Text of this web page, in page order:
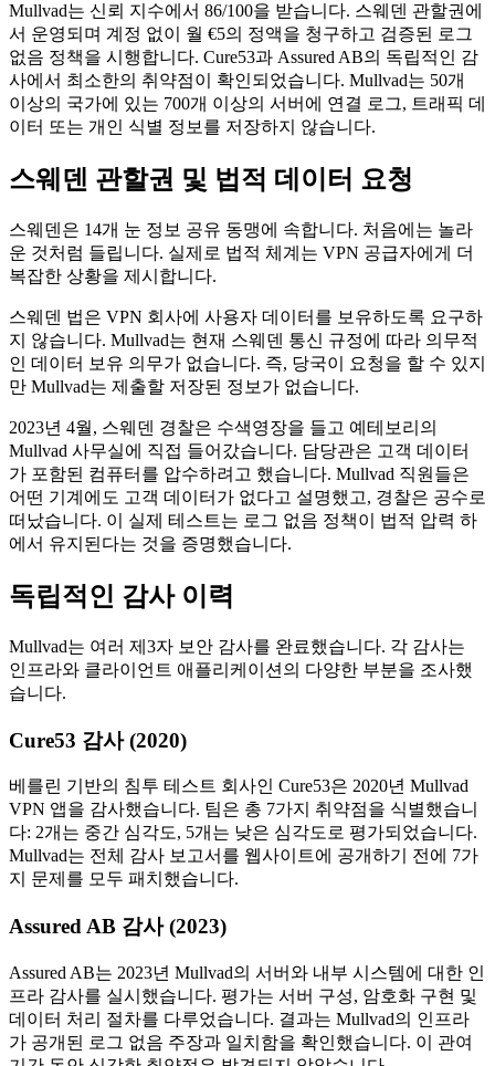
Mullvad는 신뢰 지수에서 86/100을 받습니다. 스웨덴 관할권에
서 운영되며 계정 없이 월 €5의 정액을 청구하고 검증된 로그
없음 정책을 시행합니다. Cure53과 Assured AB의 독립적인 감
사에서 최소한의 취약점이 확인되었습니다. Mullvad는 50개
이상의 국가에 있는 700개 이상의 서버에 연결 로그, 트래픽 데
이터 또는 개인 식별 정보를 저장하지 않습니다.
스웨덴 관할권 및 법적 데이터 요청
스웨덴은 14개 눈 정보 공유 동맹에 속합니다. 처음에는 놀라
운 것처럼 들립니다. 실제로 법적 체계는 VPN 공급자에게 더
복잡한 상황을 제시합니다.
스웨덴 법은 VPN 회사에 사용자 데이터를 보유하도록 요구하
지 않습니다. Mullvad는 현재 스웨덴 통신 규정에 따라 의무적
인 데이터 보유 의무가 없습니다. 즉, 당국이 요청을 할 수 있지
만 Mullvad는 제출할 저장된 정보가 없습니다.
2023년 4월, 스웨덴 경찰은 수색영장을 들고 예테보리의
Mullvad 사무실에 직접 들어갔습니다. 담당관은 고객 데이터
가 포함된 컴퓨터를 압수하려고 했습니다. Mullvad 직원들은
어떤 기계에도 고객 데이터가 없다고 설명했고, 경찰은 공수로
떠났습니다. 이 실제 테스트는 로그 없음 정책이 법적 압력 하
에서 유지된다는 것을 증명했습니다.
독립적인 감사 이력
Mullvad는 여러 제3자 보안 감사를 완료했습니다. 각 감사는
인프라와 클라이언트 애플리케이션의 다양한 부분을 조사했
습니다.
Cure53 감사 (2020)
베를린 기반의 침투 테스트 회사인 Cure53은 2020년 Mullvad
VPN 앱을 감사했습니다. 팀은 총 7가지 취약점을 식별했습니
다: 2개는 중간 심각도, 5개는 낮은 심각도로 평가되었습니다.
Mullvad는 전체 감사 보고서를 웹사이트에 공개하기 전에 7가
지 문제를 모두 패치했습니다.
Assured AB 감사 (2023)
Assured AB는 2023년 Mullvad의 서버와 내부 시스템에 대한 인
프라 감사를 실시했습니다. 평가는 서버 구성, 암호화 구현 및
데이터 처리 절차를 다루었습니다. 결과는 Mullvad의 인프라
가 공개된 로그 없음 주장과 일치함을 확인했습니다. 이 관여